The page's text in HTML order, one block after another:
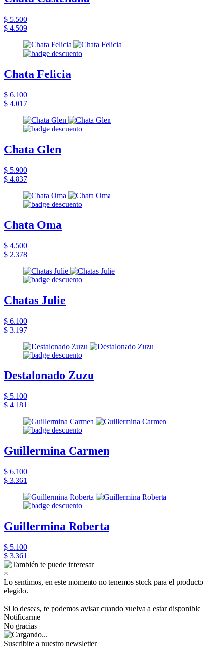
$ 5.500
$ 4.509
Chata Felicia
$ 6.100
$ 4.017
Chata Glen
$ 5.900
$ 4.837
Chata Oma
$ 4.500
$ 2.378
Chatas Julie
$ 6.100
$ 3.197
Destalonado Zuzu
$ 5.100
$ 4.181
Guillermina Carmen
$ 6.100
$ 3.361
Guillermina Roberta
$ 5.100
$ 3.361
×
Lo sentimos, en este momento no tenemos stock para el producto
elegido.
Si lo deseas, te podemos avisar cuando vuelva a estar disponible
Notificarme
No gracias
Suscribite a nuestro newsletter